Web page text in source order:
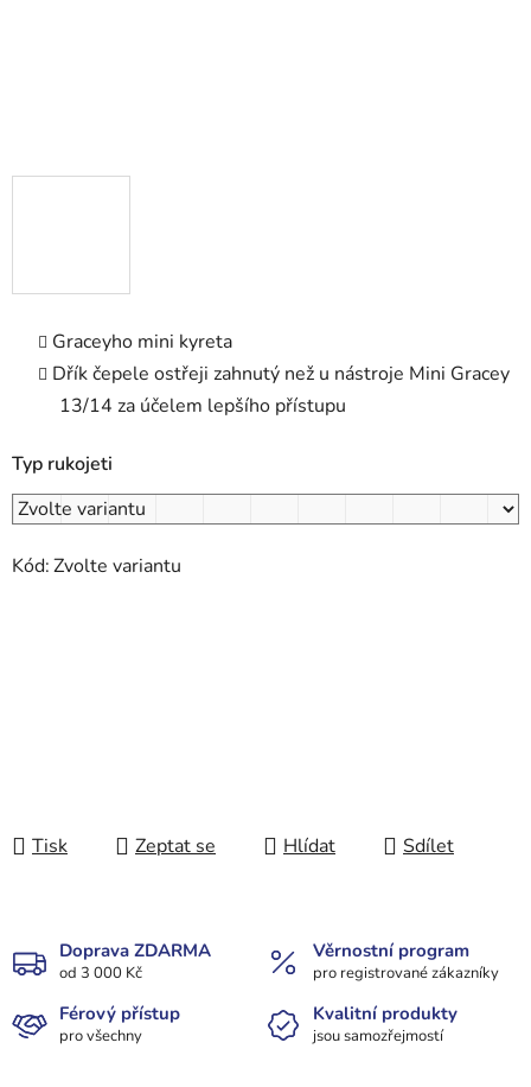
Graceyho mini kyreta
Dřík čepele ostřeji zahnutý než u nástroje Mini Gracey
13/14 za účelem lepšího přístupu
Typ rukojeti
Kód:Zvolte variantu
Tisk Zeptat se Hlídat Sdílet
Doprava ZDARMA
od 3 000 Kč
Věrnostní program
pro registrované zákazníky
Férový přístup
pro všechny
Kvalitní produkty
jsou samozřejmostí